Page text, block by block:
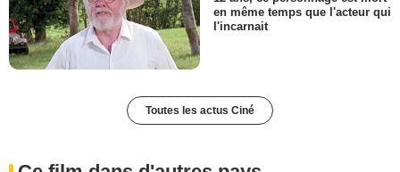
en même temps que l'acteur qui
l'incarnait
Toutes les actus Ciné